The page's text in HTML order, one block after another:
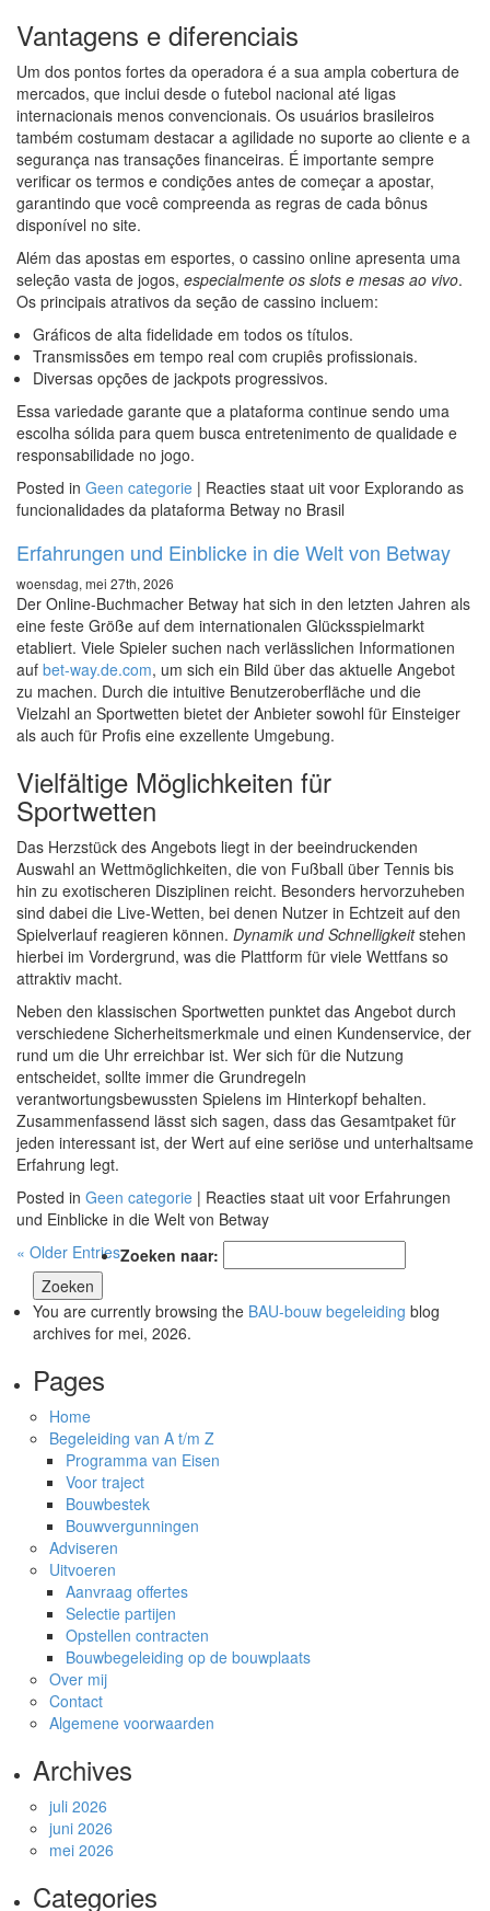
Vantagens e diferenciais
Um dos pontos fortes da operadora é a sua ampla cobertura de
mercados, que inclui desde o futebol nacional até ligas
internacionais menos convencionais. Os usuários brasileiros
também costumam destacar a agilidade no suporte ao cliente e a
segurança nas transações financeiras. É importante sempre
verificar os termos e condições antes de começar a apostar,
garantindo que você compreenda as regras de cada bônus
disponível no site.
Além das apostas em esportes, o cassino online apresenta uma
seleção vasta de jogos, especialmente os slots e mesas ao vivo.
Os principais atrativos da seção de cassino incluem:
Gráficos de alta fidelidade em todos os títulos.
Transmissões em tempo real com crupiês profissionais.
Diversas opções de jackpots progressivos.
Essa variedade garante que a plataforma continue sendo uma
escolha sólida para quem busca entretenimento de qualidade e
responsabilidade no jogo.
Posted in Geen categorie | Reacties staat uit voor Explorando as
funcionalidades da plataforma Betway no Brasil
Erfahrungen und Einblicke in die Welt von Betway
woensdag, mei 27th, 2026
Der Online-Buchmacher Betway hat sich in den letzten Jahren als
eine feste Größe auf dem internationalen Glücksspielmarkt
etabliert. Viele Spieler suchen nach verlässlichen Informationen
auf bet-way.de.com, um sich ein Bild über das aktuelle Angebot
zu machen. Durch die intuitive Benutzeroberfläche und die
Vielzahl an Sportwetten bietet der Anbieter sowohl für Einsteiger
als auch für Profis eine exzellente Umgebung.
Vielfältige Möglichkeiten für
Sportwetten
Das Herzstück des Angebots liegt in der beeindruckenden
Auswahl an Wettmöglichkeiten, die von Fußball über Tennis bis
hin zu exotischeren Disziplinen reicht. Besonders hervorzuheben
sind dabei die Live-Wetten, bei denen Nutzer in Echtzeit auf den
Spielverlauf reagieren können. Dynamik und Schnelligkeitstehen
hierbei im Vordergrund, was die Plattform für viele Wettfans so
attraktiv macht.
Neben den klassischen Sportwetten punktet das Angebot durch
verschiedene Sicherheitsmerkmale und einen Kundenservice, der
rund um die Uhr erreichbar ist. Wer sich für die Nutzung
entscheidet, sollte immer die Grundregeln
verantwortungsbewussten Spielens im Hinterkopf behalten.
Zusammenfassend lässt sich sagen, dass das Gesamtpaket für
jeden interessant ist, der Wert auf eine seriöse und unterhaltsame
Erfahrung legt.
Posted in Geen categorie | Reacties staat uit voor Erfahrungen
und Einblicke in die Welt von Betway
« Older EntriesZoeken naar:
You are currently browsing the BAU-bouw begeleiding blog
archives for mei, 2026.
Pages
Home
Begeleiding van A t/m Z
Programma van Eisen
Voor traject
Bouwbestek
Bouwvergunningen
Adviseren
Uitvoeren
Aanvraag offertes
Selectie partijen
Opstellen contracten
Bouwbegeleiding op de bouwplaats
Over mij
Contact
Algemene voorwaarden
Archives
juli 2026
juni 2026
mei 2026
Categories